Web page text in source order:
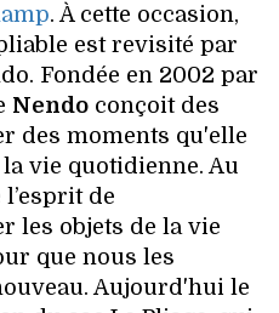
. À cette occasion,
est revisité par
Fondée en 2002 par
Nendo conçoit des
des moments qu'elle
vie quotidienne. Au
de
les objets de la vie
que nous les
Aujourd'hui le